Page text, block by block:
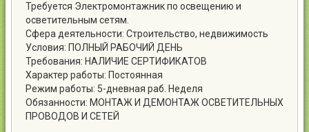
Требуется Электромонтажник по освещению и
осветительным сетям.
Сфера деятельности: Строительство, недвижимость
Условия: ПОЛНЫЙ РАБОЧИЙ ДЕНЬ
Требования: НАЛИЧИЕ СЕРТИФИКАТОВ
Характер работы: Постоянная
Режим работы: 5-дневная раб. Неделя
Обязанности: МОНТАЖ И ДЕМОНТАЖ ОСВЕТИТЕЛЬНЫХ
ПРОВОДОВ И СЕТЕЙ